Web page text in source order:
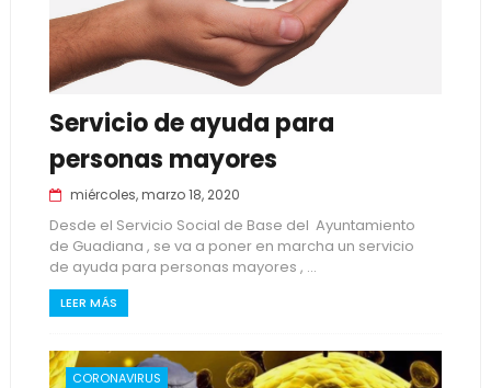
Servicio de ayuda para
personas mayores
miércoles, marzo 18, 2020
Desde el Servicio Social de Base del Ayuntamiento
de Guadiana , se va a poner en marcha un servicio
de ayuda para personas mayores , ...
LEER MÁS
CORONAVIRUS